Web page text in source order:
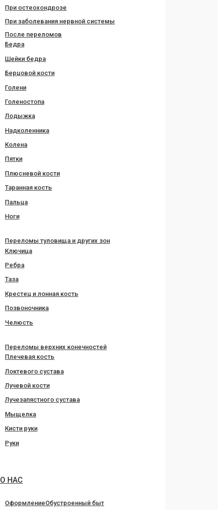
При остеохондрозе
При заболевания нервной системы
После переломов
Бедра
Шейки бедра
Берцовой кости
Голени
Голеностопа
Лодыжка
Надколенника
Колена
Пятки
Плюсневой кости
Таранная кость
Пальца
Ноги
Переломы туловища и других зон
Ключица
Ребра
Таза
Крестец и лонная кость
Позвоночника
Челюсть
Переломы верхних конечностей
Плечевая кость
Локтевого сустава
Лучевой кости
Лучезапястного сустава
Мыщелка
Кисти руки
Руки
О НАС
ОформлениеОбустроенный быт